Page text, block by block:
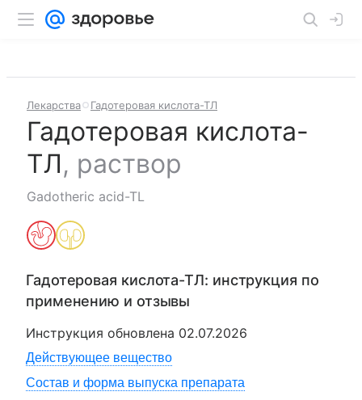
Лекарства Гадотеровая кислота-ТЛ
Гадотеровая кислота-
ТЛ, раствор
Gadotheric acid-TL
Гадотеровая кислота-ТЛ: инструкция по
применению и отзывы
Инструкция обновлена 02.07.2026
Действующее вещество
Состав и форма выпуска препарата